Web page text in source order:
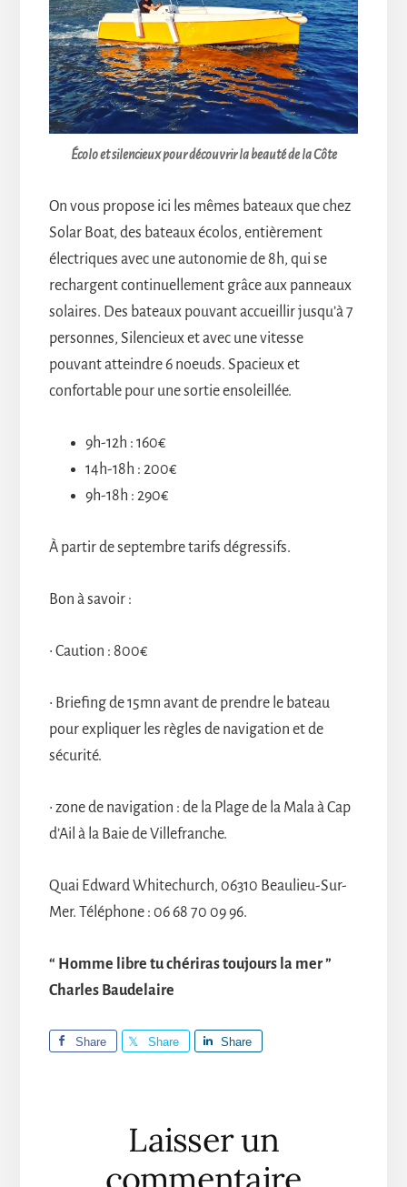
Écolo et silencieux pour découvrir la beauté de la Côte
On vous propose ici les mêmes bateaux que chez
Solar Boat, des bateaux écolos, entièrement
électriques avec une autonomie de 8h, qui se
rechargent continuellement grâce aux panneaux
solaires. Des bateaux pouvant accueillir jusqu’à 7
personnes, Silencieux et avec une vitesse
pouvant atteindre 6 noeuds. Spacieux et
confortable pour une sortie ensoleillée.
9h-12h : 160€
14h-18h : 200€
9h-18h : 290€
À partir de septembre tarifs dégressifs.
Bon à savoir :
• Caution : 800€
• Briefing de 15mn avant de prendre le bateau
pour expliquer les règles de navigation et de
sécurité.
• zone de navigation : de la Plage de la Mala à Cap
d’Ail à la Baie de Villefranche.
Quai Edward Whitechurch, 06310 Beaulieu-Sur-
Mer. Téléphone : 06 68 70 09 96.
“ Homme libre tu chériras toujours la mer ”
Charles Baudelaire
Share Share Share
Interactions
Laisser un